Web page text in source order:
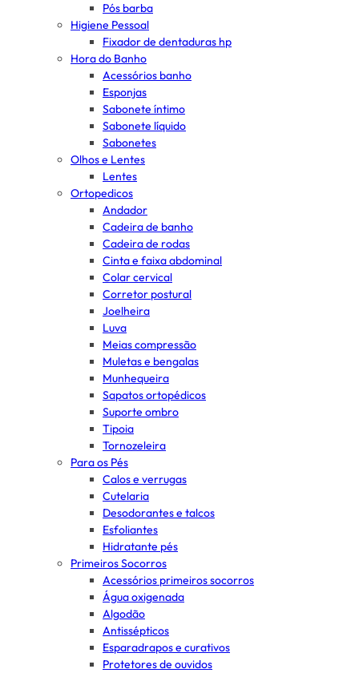
Pós barba
Higiene Pessoal
Fixador de dentaduras hp
Hora do Banho
Acessórios banho
Esponjas
Sabonete íntimo
Sabonete líquido
Sabonetes
Olhos e Lentes
Lentes
Ortopedicos
Andador
Cadeira de banho
Cadeira de rodas
Cinta e faixa abdominal
Colar cervical
Corretor postural
Joelheira
Luva
Meias compressão
Muletas e bengalas
Munhequeira
Sapatos ortopédicos
Suporte ombro
Tipoia
Tornozeleira
Para os Pés
Calos e verrugas
Cutelaria
Desodorantes e talcos
Esfoliantes
Hidratante pés
Primeiros Socorros
Acessórios primeiros socorros
Água oxigenada
Algodão
Antissépticos
Esparadrapos e curativos
Protetores de ouvidos